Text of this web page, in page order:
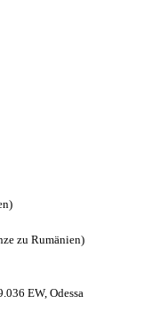
zu Rumänien)
EW, Odessa